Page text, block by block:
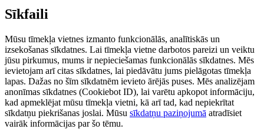
Sīkfaili
Mūsu tīmekļa vietnes izmanto funkcionālās, analītiskās un
izsekošanas sīkdatnes. Lai tīmekļa vietne darbotos pareizi un veiktu
jūsu pirkumus, mums ir nepieciešamas funkcionālās sīkdatnes. Mēs
ievietojam arī citas sīkdatnes, lai piedāvātu jums pielāgotas tīmekļa
lapas. Dažas no šīm sīkdatnēm ievieto ārējās puses. Mēs analizējam
anonīmas sīkdatnes (Cookiebot ID), lai varētu apkopot informāciju,
kad apmeklējat mūsu tīmekļa vietni, kā arī tad, kad nepiekrītat
sīkdatņu piekrišanas joslai. Mūsu sīkdatņu paziņojumā atradīsiet
vairāk informācijas par šo tēmu.